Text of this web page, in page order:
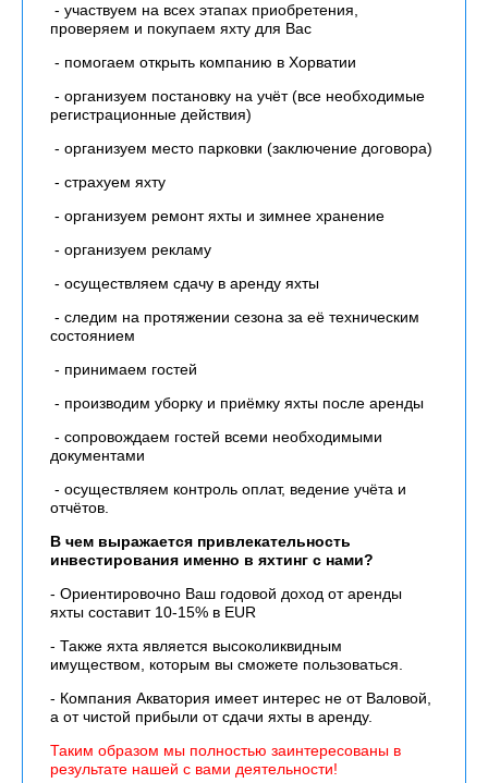
- участвуем на всех этапах приобретения,
проверяем и покупаем яхту для Вас
- помогаем открыть компанию в Хорватии
- организуем постановку на учёт (все необходимые
регистрационные действия)
- организуем место парковки (заключение договора)
- страхуем яхту
- организуем ремонт яхты и зимнее хранение
- организуем рекламу
- осуществляем сдачу в аренду яхты
- следим на протяжении сезона за её техническим
состоянием
- принимаем гостей
- производим уборку и приёмку яхты после аренды
- сопровождаем гостей всеми необходимыми
документами
- осуществляем контроль оплат, ведение учёта и
отчётов.
В чем выражается привлекательность
инвестирования именно в яхтинг с нами?
- Ориентировочно Ваш годовой доход от аренды
яхты составит 10-15% в EUR
- Также яхта является высоколиквидным
имуществом, которым вы сможете пользоваться.
- Компания Акватория имеет интерес не от Валовой,
а от чистой прибыли от сдачи яхты в аренду.
Таким образом мы полностью заинтересованы в
результате нашей с вами деятельности!